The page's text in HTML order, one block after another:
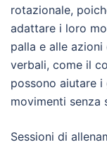
rotazionale,
adattare i loro
palla e alle
verbali, come il
possono aiutare
movimenti senza
Sessioni di